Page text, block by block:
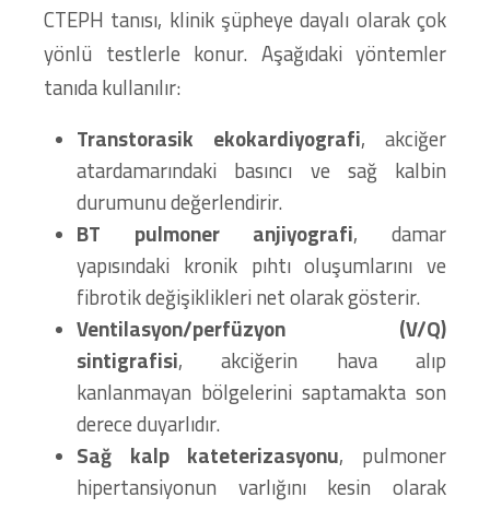
CTEPH tanısı, klinik şüpheye dayalı olarak çok
yönlü testlerle konur. Aşağıdaki yöntemler
tanıda kullanılır:
Transtorasik ekokardiyografi, akciğer
atardamarındaki basıncı ve sağ kalbin
durumunu değerlendirir.
BT pulmoner anjiyografi, damar
yapısındaki kronik pıhtı oluşumlarını ve
fibrotik değişiklikleri net olarak gösterir.
Ventilasyon/perfüzyon (V/Q)
sintigrafisi, akciğerin hava alıp
kanlanmayan bölgelerini saptamakta son
derece duyarlıdır.
Sağ kalp kateterizasyonu, pulmoner
hipertansiyonun varlığını kesin olarak